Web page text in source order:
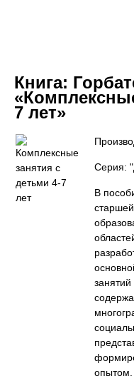
Книга:
7 лет»
Серия:
В
опытом.